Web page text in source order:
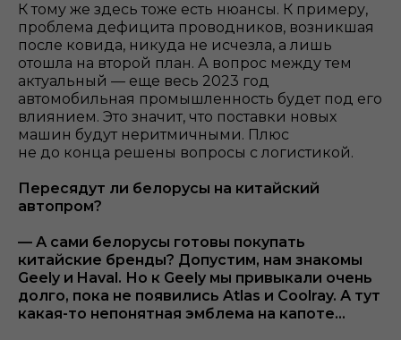
К тому же здесь тоже есть нюансы. К примеру,
проблема дефицита проводников, возникшая
после ковида, никуда не исчезла, а лишь
отошла на второй план. А вопрос между тем
актуальный — еще весь 2023 год
автомобильная промышленность будет под его
влиянием. Это значит, что поставки новых
машин будут неритмичными. Плюс
не до конца решены вопросы с логистикой.
Пересядут ли белорусы на китайский
автопром?
— А сами белорусы готовы покупать
китайские бренды? Допустим, нам знакомы
Geely и Haval. Но к Geely мы привыкали очень
долго, пока не появились Atlas и Coolray. А тут
какая-то непонятная эмблема на капоте...